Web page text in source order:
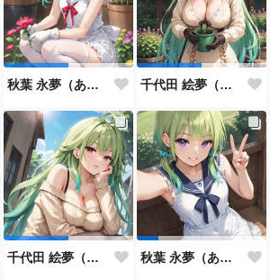
秋葉 永夢（あきば えむ） #5 千代田 絵夢（ちよだ えむ） #4
千代田 絵夢（ちよだ えむ） #3 秋葉 永夢（あきば えむ） #3